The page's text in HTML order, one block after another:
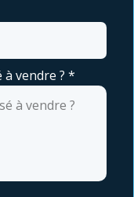
vendre ? *